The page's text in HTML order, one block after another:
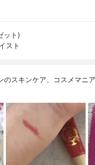
ット)
スト
のスキンケア、コスメマニ